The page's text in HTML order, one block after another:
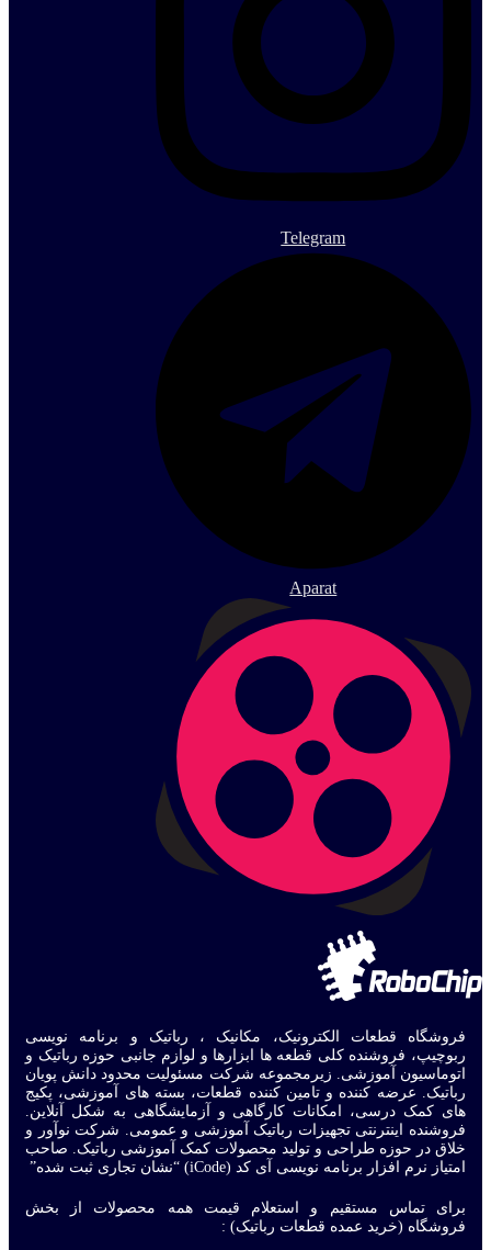
Telegram
Aparat
فروشگاه قطعات الکترونیک، مکانیک ، رباتیک و برنامه نویسی
ربوچیپ، فروشنده کلی قطعه ها ابزارها و لوازم جانبی حوزه رباتیک و
اتوماسیون آموزشی. زیرمجموعه شرکت مسئولیت محدود دانش پویان
رباتیک. عرضه کننده و تامین کننده قطعات، بسته های آموزشی، پکیج
های کمک درسی، امکانات کارگاهی و آزمایشگاهی به شکل آنلاین.
فروشنده اینترنتی تجهیزات رباتیک آموزشی و عمومی. شرکت نوآور و
خلاق در حوزه طراحی و تولید محصولات کمک آموزشی رباتیک. صاحب
امتیاز نرم افزار برنامه نویسی آی کد (iCode) “نشان تجاری ثبت شده”
برای تماس مستقیم و استعلام قیمت همه محصولات از بخش
فروشگاه (خرید عمده قطعات رباتیک) :